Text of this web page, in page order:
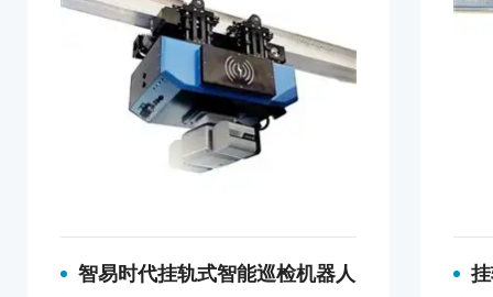
智易时代挂轨式智能巡检机器人